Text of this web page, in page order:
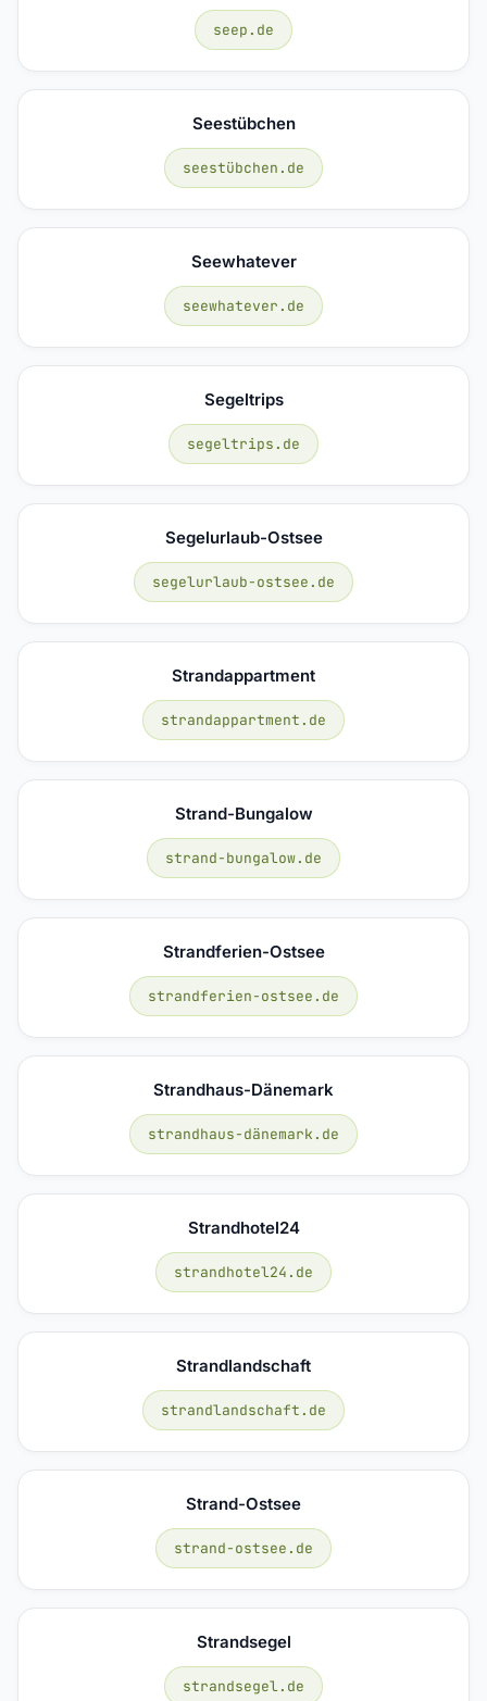
seep.de
Seestübchen
seestübchen.de
Seewhatever
seewhatever.de
Segeltrips
segeltrips.de
Segelurlaub-Ostsee
segelurlaub-ostsee.de
Strandappartment
strandappartment.de
Strand-Bungalow
strand-bungalow.de
Strandferien-Ostsee
strandferien-ostsee.de
Strandhaus-Dänemark
strandhaus-dänemark.de
Strandhotel24
strandhotel24.de
Strandlandschaft
strandlandschaft.de
Strand-Ostsee
strand-ostsee.de
Strandsegel
strandsegel.de